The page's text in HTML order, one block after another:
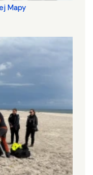
Mapy